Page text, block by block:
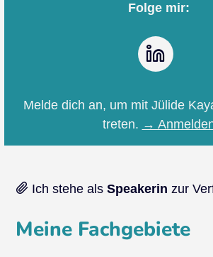
Folge mir:
Melde dich an, um mit Jülide
treten. →
Ich stehe alsSpeakerin zur
Meine Fachgebiete